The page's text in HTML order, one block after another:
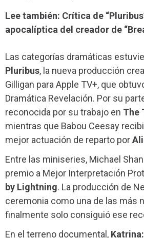
Lee también: Crítica de
apocalíptica del creador de
Las categorías dramáticas
Pluribus, la nueva producción
Gilligan para Apple TV+, que
Dramática Revelación. Por su
reconocida por su trabajo en The
mientras que Babou Ceesay
mejor actuación de reparto por
Entre las miniseries, Michael
premio a Mejor Interpretación
by Lightning. La producción de
ceremonia como una de las más
finalmente solo consiguió ese
En el terreno documental,